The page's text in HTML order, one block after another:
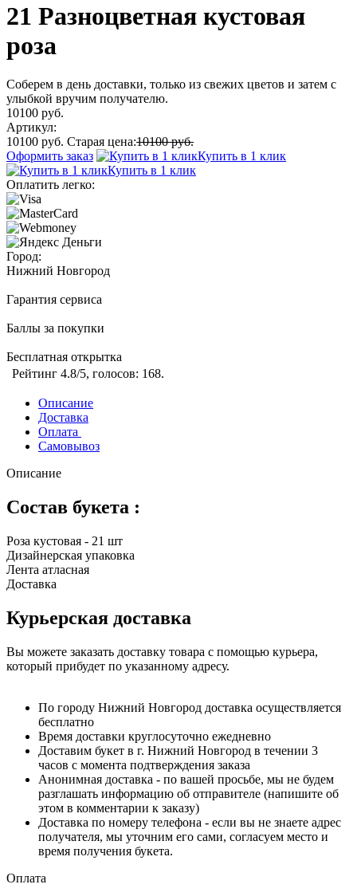
21 Разноцветная кустовая
роза
Соберем в день доставки, только из свежих цветов и затем с
улыбкой вручим получателю.
10100 руб.
Артикул:
10100 руб. Старая цена:10100 руб.
Оформить заказ
Купить в 1 клик
Купить в 1 клик
Оплатить легко:
Город:
Нижний Новгород
Гарантия сервиса
Баллы за покупки
Бесплатная открытка
Рейтинг 4.8/5, голосов: 168.
Описание
Доставка
Оплата
Самовывоз
Описание
Состав букета :
Роза кустовая - 21 шт
Дизайнерская упаковка
Лента атласная
Доставка
Курьерская доставка
Вы можете заказать доставку товара с помощью курьера,
который прибудет по указанному адресу.
По городу Нижний Новгород доставка осуществляется
бесплатно
Время доставки круглосуточно ежедневно
Доставим букет в г. Нижний Новгород в течении 3
часов с момента подтверждения заказа
Анонимная доставка - по вашей просьбе, мы не будем
разглашать информацию об отправителе (напишите об
этом в комментарии к заказу)
Доставка по номеру телефона - если вы не знаете адрес
получателя, мы уточним его сами, согласуем место и
время получения букета.
Оплата